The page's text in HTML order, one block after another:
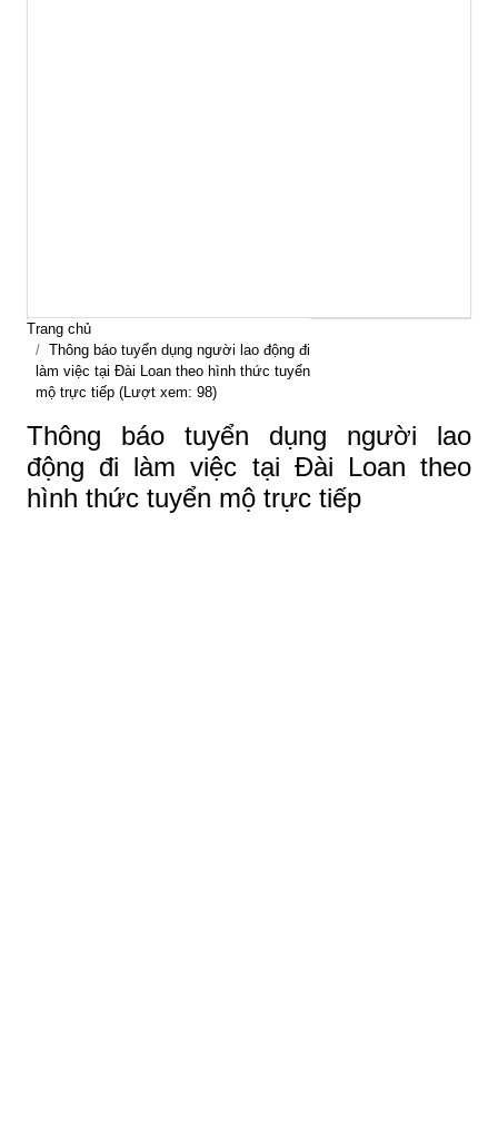
Trang chủ
Thông báo tuyển dụng người lao động đi
làm việc tại Đài Loan theo hình thức tuyển
mộ trực tiếp (Lượt xem: 98)
Thông báo tuyển dụng người lao
động đi làm việc tại Đài Loan theo
hình thức tuyển mộ trực tiếp